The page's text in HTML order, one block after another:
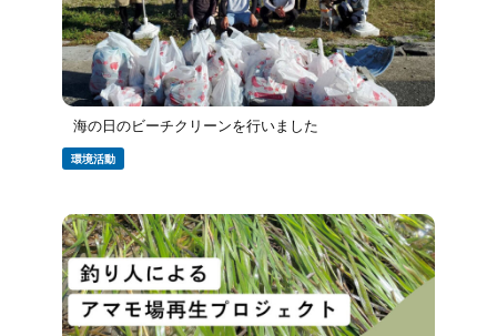
海の日のビーチクリーンを行いました
環境活動